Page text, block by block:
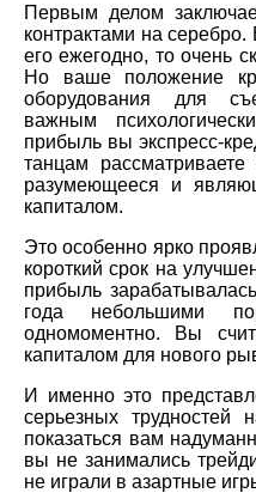
Первым делом
контрактами на
его ежегодно, то очень
Но ваше положение
оборудования для
важным
прибыль вы экспресс-
танцам
разумеющееся и
капиталом.
Это особенно ярко
короткий срок на
прибыль
года небольшими
одномоментно. Вы
капиталом для нового
И именно это
серьезных
показаться вам
вы не занимались
не играли в азартные